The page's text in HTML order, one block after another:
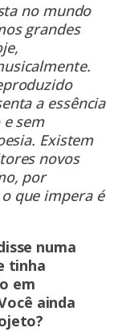
no mundo
grandes
a essência
sem
Existem
novos
por
que impera é
numa
tinha
em
ainda